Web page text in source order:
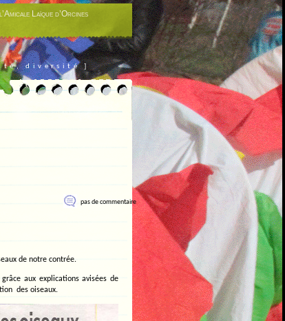
Laïque d’Orcines
diversité ]
pas de commentaire
de notre contrée.
aux explications avisées de
des oiseaux.